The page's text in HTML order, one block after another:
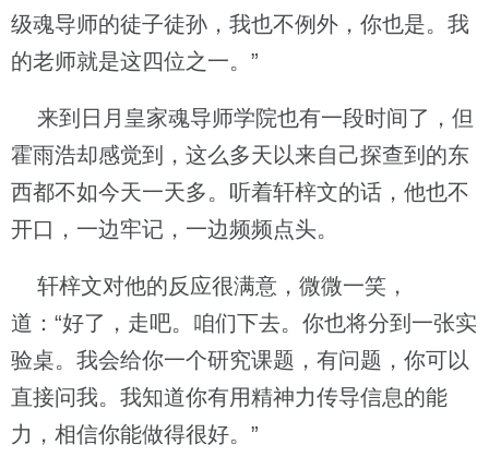
级魂导师的徒子徒孙，我也不例外，你也是。我
的老师就是这四位之一。”
来到日月皇家魂导师学院也有一段时间了，但
霍雨浩却感觉到，这么多天以来自己探查到的东
西都不如今天一天多。听着轩梓文的话，他也不
开口，一边牢记，一边频频点头。
轩梓文对他的反应很满意，微微一笑，
道：“好了，走吧。咱们下去。你也将分到一张实
验桌。我会给你一个研究课题，有问题，你可以
直接问我。我知道你有用精神力传导信息的能
力，相信你能做得很好。”